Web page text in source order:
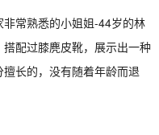
常熟悉的小姐姐-44岁的林
配过膝麂皮靴，展示出一种
长的，没有随着年龄而退